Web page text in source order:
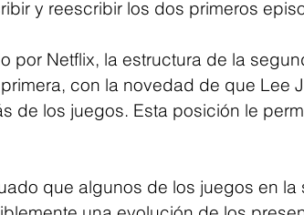
y reescribir los dos primeros
por Netflix, la estructura de la
con la novedad de que Lee
de los juegos. Esta posición le
que algunos de los juegos en